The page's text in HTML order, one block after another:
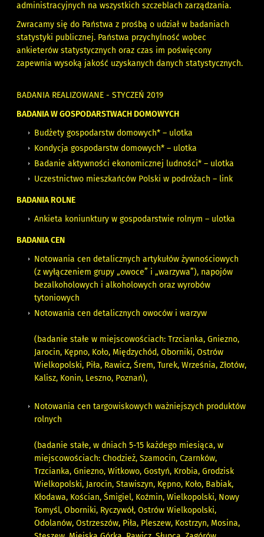
administracyjnych na wszystkich szczeblach zarządzania.
Zwracamy się do Państwa z prośbą o udział w badaniach
statystyki publicznej. Państwa przychylność wobec
ankieterów statystycznych oraz czas im poświęcony
zapewnia wysoką jakość uzyskanych danych statystycznych.
BADANIA REALIZOWANE - STYCZEŃ 2019
BADANIA W GOSPODARSTWACH DOMOWYCH
Budżety gospodarstw domowych* – ulotka
Kondycja gospodarstw domowych* – ulotka
Badanie aktywności ekonomicznej ludności* – ulotka
Uczestnictwo mieszkańców Polski w podróżach – link
BADANIA ROLNE
Ankieta koniunktury w gospodarstwie rolnym – ulotka
BADANIA CEN
Notowania cen detalicznych artykułów żywnościowych
(z wyłączeniem grupy „owoce” i „warzywa”), napojów
bezalkoholowych i alkoholowych oraz wyrobów
tytoniowych
Notowania cen detalicznych owoców i warzyw
(badanie stałe w miejscowościach: Trzcianka, Gniezno,
Jarocin, Kępno, Koło, Międzychód, Oborniki, Ostrów
Wielkopolski, Piła, Rawicz, Śrem, Turek, Września, Złotów,
Kalisz, Konin, Leszno, Poznań),
Notowania cen targowiskowych ważniejszych produktów
rolnych
(badanie stałe, w dniach 5-15 każdego miesiąca, w
miejscowościach: Chodzież, Szamocin, Czarnków,
Trzcianka, Gniezno, Witkowo, Gostyń, Krobia, Grodzisk
Wielkopolski, Jarocin, Stawiszyn, Kępno, Koło, Babiak,
Kłodawa, Kościan, Śmigiel, Koźmin, Wielkopolski, Nowy
Tomyśl, Oborniki, Ryczywół, Ostrów Wielkopolski,
Odolanów, Ostrzeszów, Piła, Pleszew, Kostrzyn, Mosina,